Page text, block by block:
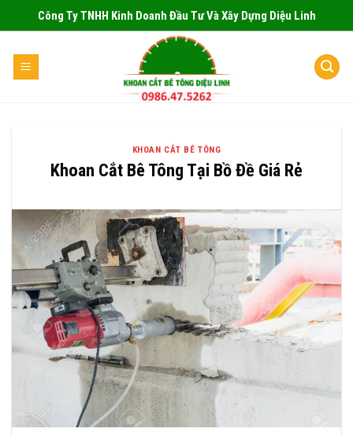
to
Công Ty TNHH Kinh Doanh Đầu Tư Và Xây Dựng Diệu Linh
KHOAN CẮT BÊ TÔNG
Khoan Cắt Bê Tông Tại Bồ Đề Giá Rẻ